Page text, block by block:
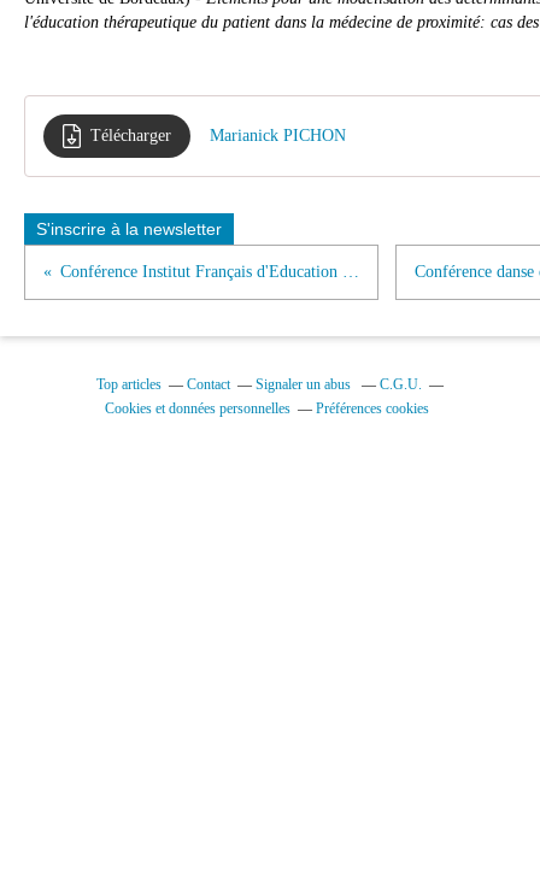
l'éducation thérapeutique du patient dans la médecine de proximité: cas
Télécharger Marianick PICHON
S'inscrire à la newsletter
Conférence Institut Français d'Education - Lyon
Top articles Contact Signaler un abus
C.G.U.
Cookies et données personnelles
Préférences cookies